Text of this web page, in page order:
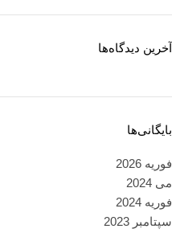
آخرین دیدگاه‌ها
بایگانی‌ها
فوریه 2026
می 2024
فوریه 2024
سپتامبر 2023